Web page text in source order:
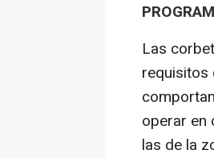
Las
requisitos
operar en
las de la